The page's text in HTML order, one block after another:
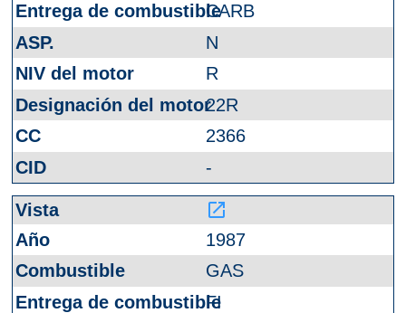
CARB
N
R
22R
2366
-
launch
1987
GAS
FI